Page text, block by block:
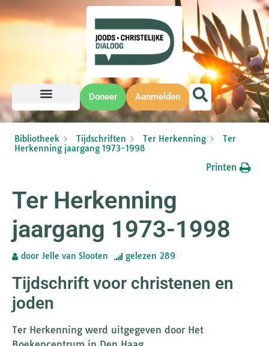
Doneer Aanmelden
Bibliotheek Tijdschriften Ter Herkenning
Ter
Herkenning jaargang 1973-1998
Printen
Ter Herkenning
jaargang 1973-1998
door Jelle van Slooten gelezen 289
Tijdschrift voor christenen en
joden
Ter Herkenning werd uitgegeven door Het